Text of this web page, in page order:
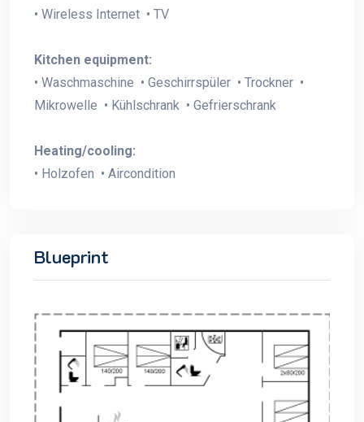
• Wireless Internet • TV
Kitchen equipment:
• Waschmaschine • Geschirrspüler • Trockner •
Mikrowelle • Kühlschrank • Gefrierschrank
Heating/cooling:
• Holzofen • Aircondition
Blueprint